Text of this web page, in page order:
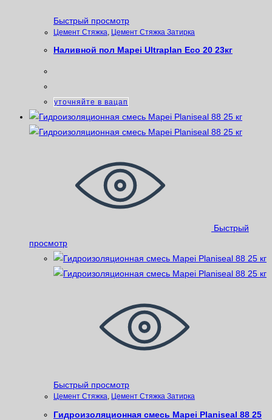
Быстрый просмотр
Цемент Стяжка Цемент Стяжка Затирка
Наливной пол Mapei Ultraplan Eco 20 23кг
уточняйте в вацап
Быстрый
просмотр
Быстрый просмотр
Цемент Стяжка, Цемент Стяжка Затирка
Гидроизоляционная смесь Mapei Planiseal 88 25